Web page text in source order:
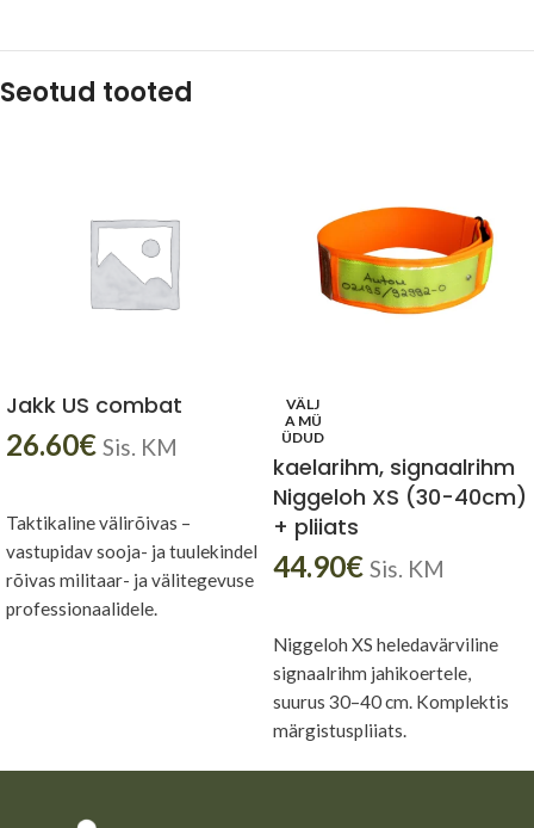
Seotud tooted
Jakk US combat
26.60€ Sis. KM
Taktikaline välirõivas –
vastupidav sooja- ja tuulekindel
rõivas militaar- ja välitegevuse
professionaalidele.
VÄLJ
A MÜ
ÜDUD
kaelarihm, signaalrihm
Niggeloh XS (30-40cm)
+ pliiats
44.90€ Sis. KM
Niggeloh XS heledavärviline
signaalrihm jahikoertele,
suurus 30–40 cm. Komplektis
märgistuspliiats.